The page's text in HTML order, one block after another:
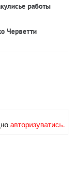
работы
Черветти
авторизуватись.